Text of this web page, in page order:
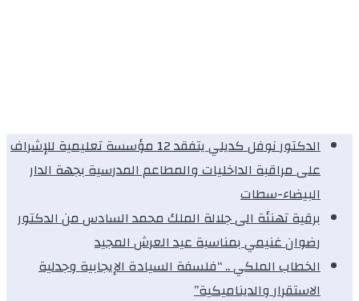
الدكتور نوفل كديلي يتفقد 12 مؤسسة تعليمية للإشراف
على مراقبة الداخليات والمطاعم المدرسية بجهة الدار
البيضاء-سطات
برقية تهنئة الى جلالة الملك محمد السادس من الدكتور
رضوان غنيمي بمناسبة عيد العرش المجيد
الخطاب الملكي .. “فلسفة السيادة الإيجابية وجدلية
الاستقرار والديناميكية”